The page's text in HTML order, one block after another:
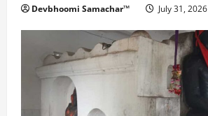
Devbhoomi Samachar™ July 31, 2026